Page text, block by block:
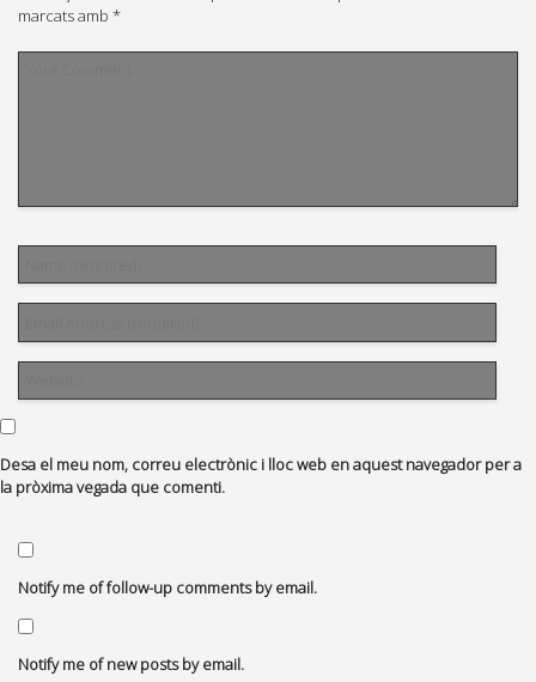
marcats amb *
Desa el meu nom, correu electrònic i lloc web en aquest navegador per a
la pròxima vegada que comenti.
Notify me of follow-up comments by email.
Notify me of new posts by email.